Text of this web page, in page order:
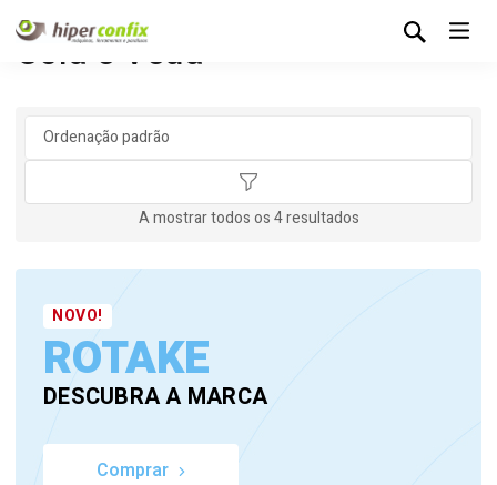
Cola e Veda
A mostrar todos os 4 resultados
NOVO!
ROTAKE
DESCUBRA A MARCA
Comprar